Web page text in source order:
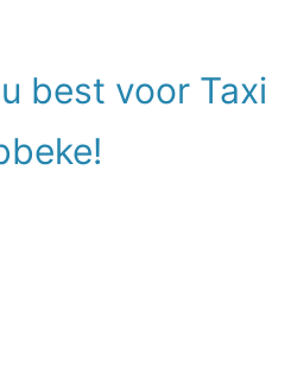
best voor Taxi